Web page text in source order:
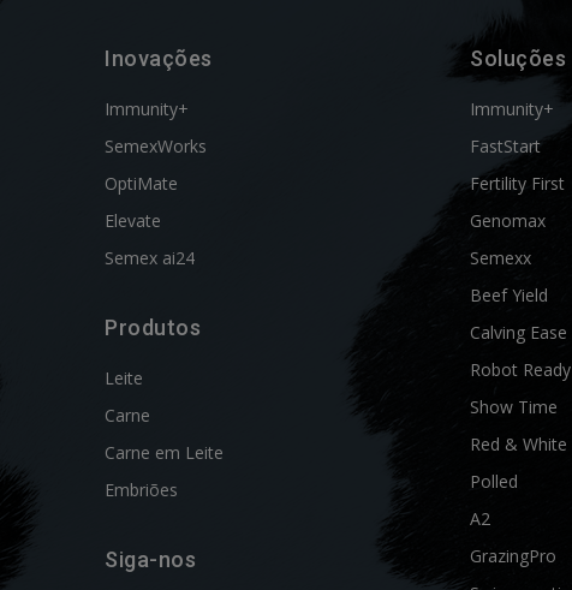
Inovações
Immunity+
SemexWorks
OptiMate
Elevate
Semex ai24
Produtos
Leite
Carne
Carne em Leite
Embriões
Siga-nos
Soluções
Immunity+
FastStart
Fertility First
Genomax
Semexx
Beef Yield
Calving Ease
Robot Ready
Show Time
Red & White
Polled
A2
GrazingPro